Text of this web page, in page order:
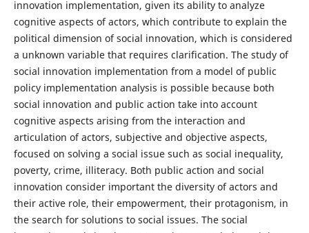
innovation implementation, given its ability to analyze
cognitive aspects of actors, which contribute to explain the
political dimension of social innovation, which is considered
a unknown variable that requires clarification. The study of
social innovation implementation from a model of public
policy implementation analysis is possible because both
social innovation and public action take into account
cognitive aspects arising from the interaction and
articulation of actors, subjective and objective aspects,
focused on solving a social issue such as social inequality,
poverty, crime, illiteracy. Both public action and social
innovation consider important the diversity of actors and
their active role, their empowerment, their protagonism, in
the search for solutions to social issues. The social